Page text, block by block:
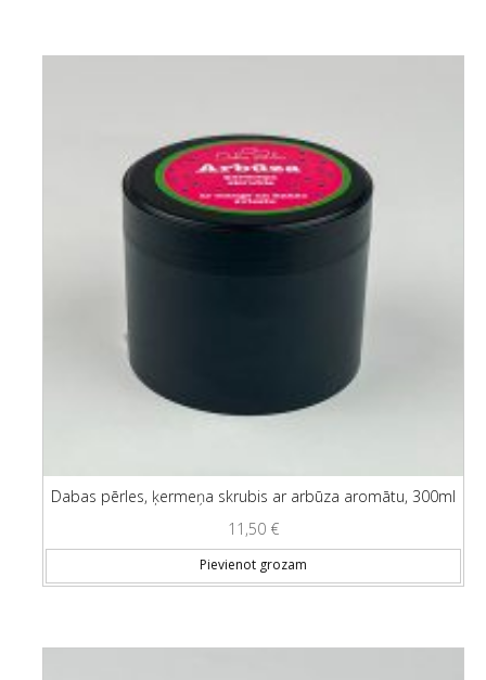
Dabas pērles, ķermeņa skrubis ar arbūza aromātu, 300ml
11,50 €
Pievienot grozam